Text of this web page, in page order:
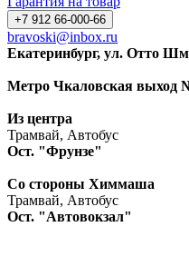
+7 912 66-000-66
bravoski@inbox.ru
Екатеринбург, ул. Отто
Метро Чкаловская выход
Из центра
Трамвай, Автобус
Ост. "Фрунзе"
Со стороны Химмаша
Трамвай, Автобус
Ост. "Автовокзал"